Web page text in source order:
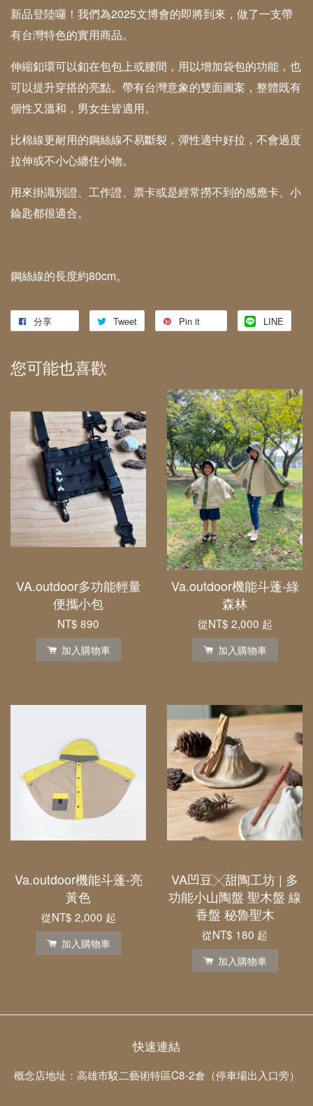
新品登陸囉！我們為2025文博會的即將到來，做了一支帶
有台灣特色的實用商品。
伸縮釦環可以釦在包包上或腰間，用以增加袋包的功能，也
可以提升穿搭的亮點。帶有台灣意象的雙面圖案，整體既有
個性又溫和，男女生皆適用。
比棉線更耐用的鋼絲線不易斷裂，彈性適中好拉，不會過度
拉伸或不小心纏住小物。
用來掛識別證、工作證、票卡或是經常撈不到的感應卡、小
錀匙都很適合。
鋼絲線的長度約80cm。
分享 Tweet Pin it LINE
您可能也喜歡
VA.outdoor多功能輕量
便攜小包
NT$ 890
加入購物車
Va.outdoor機能斗蓬-綠
森林
從NT$ 2,000 起
加入購物車
Va.outdoor機能斗蓬-亮
黃色
從NT$ 2,000 起
加入購物車
VA凹豆╳甜陶工坊 | 多
功能小山陶盤 聖木盤 線
香盤 秘魯聖木
從NT$ 180 起
加入購物車
快速連結
概念店地址：高雄市駁二藝術特區C8-2倉（停車場出入口旁）